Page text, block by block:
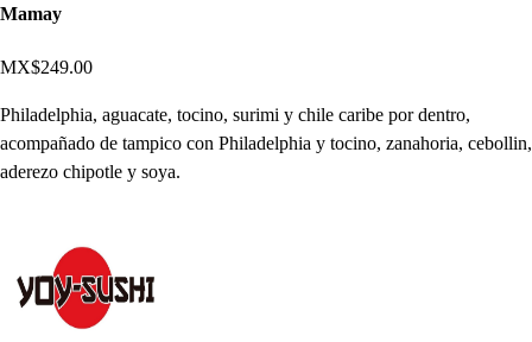
Mamay
MX$249.00
Philadelphia, aguacate, tocino, surimi y chile caribe por dentro,
acompañado de tampico con Philadelphia y tocino, zanahoria, cebollin,
aderezo chipotle y soya.